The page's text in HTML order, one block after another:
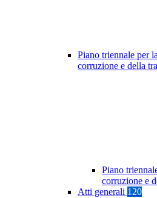
Piano triennale per
corruzione e della
Piano
corruzione e
Atti generali 120